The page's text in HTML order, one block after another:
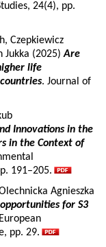
24(4), pp.
Czepkiewicz
Jukka (2025)Are
life
. Journal of
Innovations in the
in the Context of
191–205.
Agnieszka
for S3
pp. 29.